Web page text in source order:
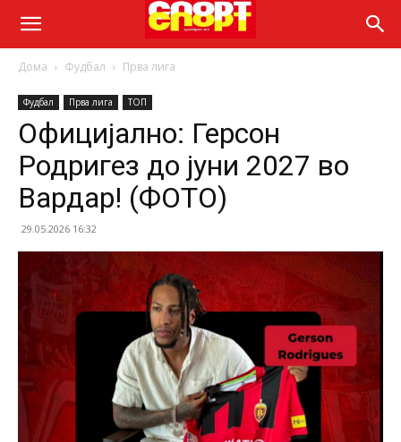
Дома Фудбал Прва лига
Фудбал Прва лига ТОП
Официјално: Герсон
Родригез до јуни 2027 во
Вардар! (ФОТО)
29.05.2026 16:32